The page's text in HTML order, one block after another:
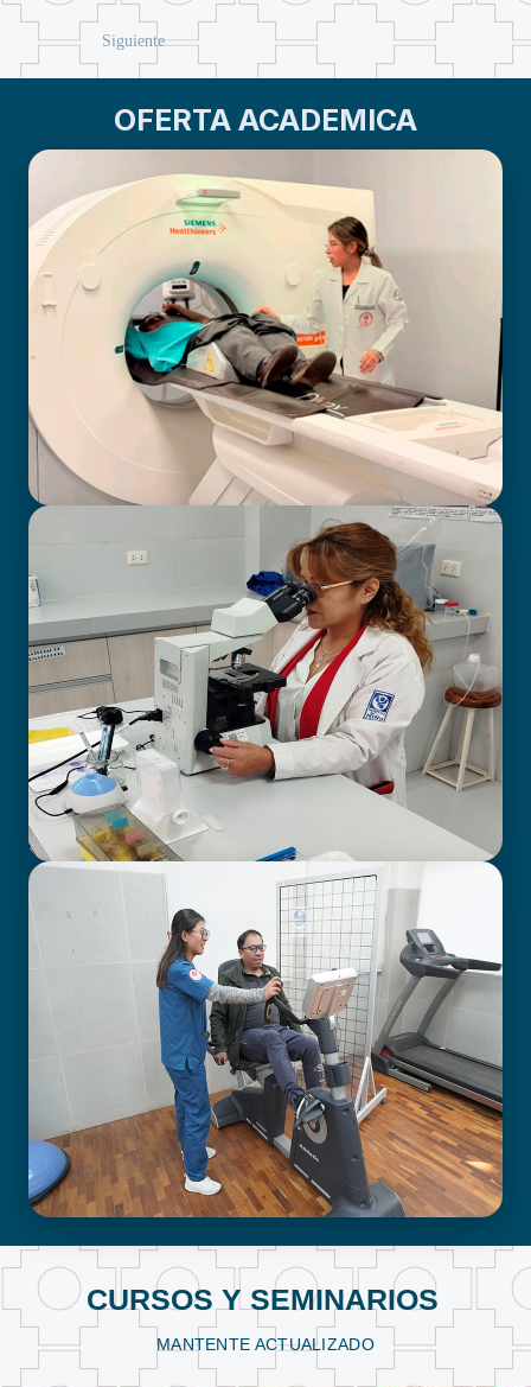
Siguiente
OFERTA ACADEMICA
LABORATORIO CLÍNICO
FISIOTERAPIA Y KINESIOLOGÍA
CURSOS Y SEMINARIOS
MANTENTE ACTUALIZADO